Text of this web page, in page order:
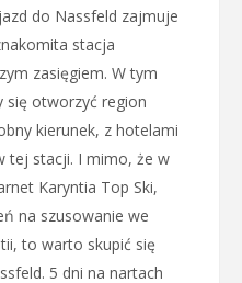
do Nassfeld zajmuje
stacja
zasięgiem. W tym
się otworzyć region
kierunek, z hotelami
tej stacji. I mimo, że w
Karyntia Top Ski,
na szusowanie we
to warto skupić się
5 dni na nartach